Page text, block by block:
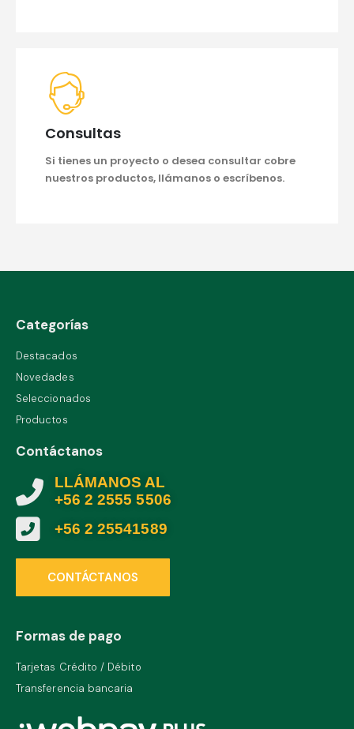
Consultas
Si tienes un proyecto o desea consultar cobre
nuestros productos, llámanos o escríbenos.
Categorías
Destacados
Novedades
Seleccionados
Productos
Contáctanos
LLÁMANOS AL
+56 2 2555 5506
+56 2 25541589
CONTÁCTANOS
Formas de pago
Tarjetas Crédito / Débito
Transferencia bancaria